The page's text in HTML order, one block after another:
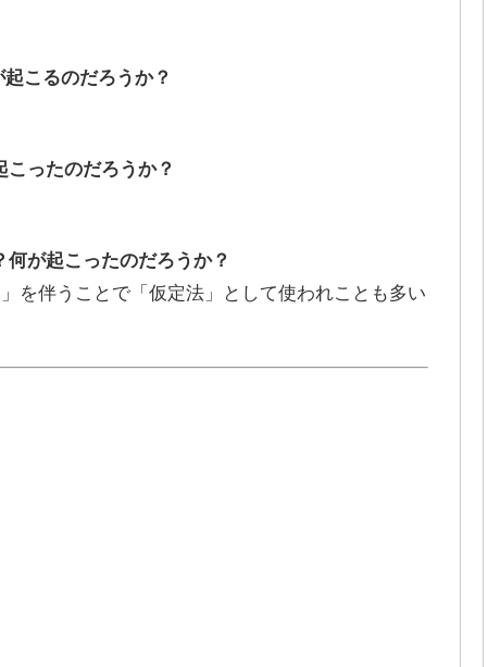
こるのだろうか？
ったのだろうか？
が起こったのだろうか？
を伴うことで「仮定法」として使われことも多い